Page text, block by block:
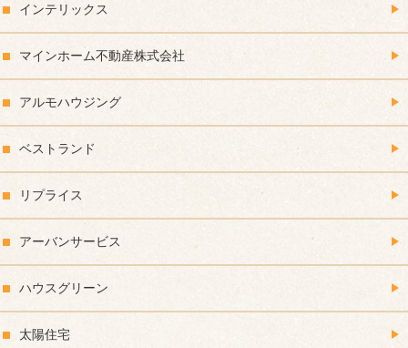
インテリックス
マインホーム不動産株式会社
アルモハウジング
ベストランド
リプライス
アーバンサービス
ハウスグリーン
太陽住宅